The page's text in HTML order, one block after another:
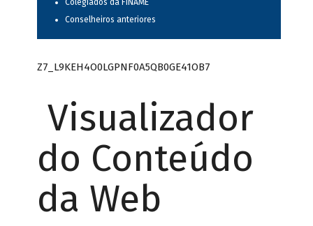
Colegiados da FINAME
Conselheiros anteriores
Z7_L9KEH4O0LGPNF0A5QB0GE41OB7
Visualizador
do Conteúdo
da Web